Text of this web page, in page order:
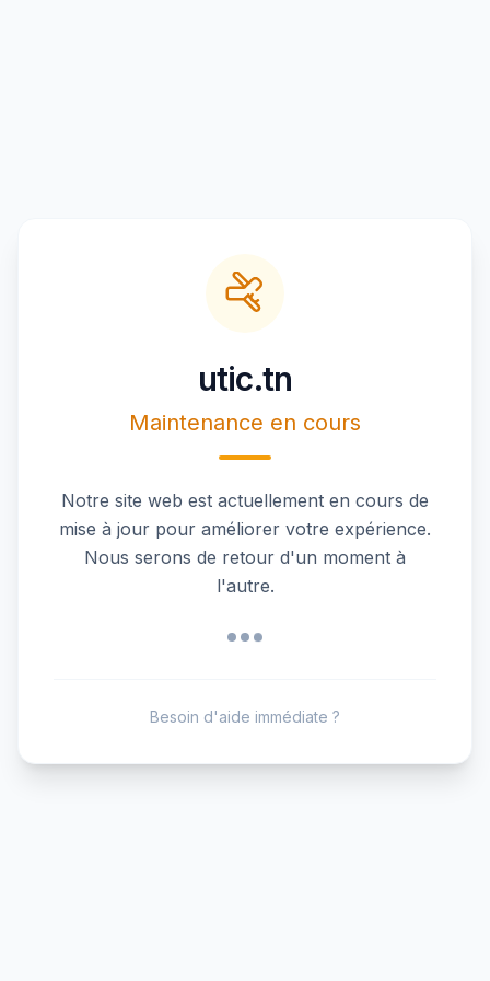
utic.tn
Maintenance en cours
Notre site web est actuellement en cours de
mise à jour pour améliorer votre expérience.
Nous serons de retour d'un moment à
l'autre.
Besoin d'aide immédiate ?